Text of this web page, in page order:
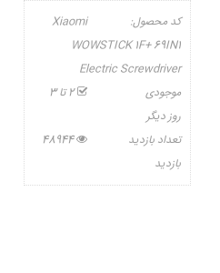
کد محصول:
Xiaomi
WOWSTICK 1F+ 69IN1
Electric Screwdriver
موجودی
2 تا 3
روز دیگر
تعداد بازدید
48944
بازدید